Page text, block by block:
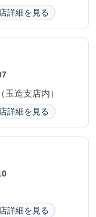
詳細を見る
造支店内）
詳細を見る
詳細を見る